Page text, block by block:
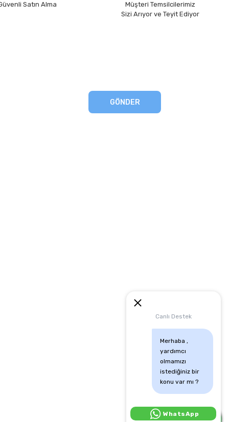
Canlı Destek
Merhaba ,
yardımcı
olmamızı
istediğiniz bir
konu var mı ?
Canlı Destek İçin Tıkla:
WhatsApp
Satın Alma
Müşteri Temsilcilerimiz
Sizi Arıyor ve Teyit Ediyor
GÖNDER